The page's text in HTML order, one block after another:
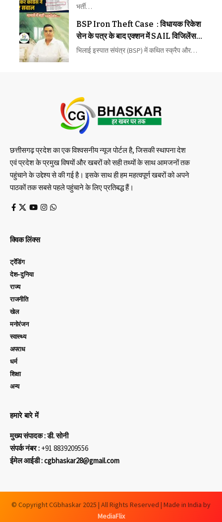
भर्ती…
BSP Iron Theft Case : विधायक रिकेश
सेन के पत्र के बाद एक्शन में SAIL विजिलेंस,
लोहा चोरी मामले में मांगे साक्ष्य
भिलाई इस्पात संयंत्र (BSP) में कथित स्क्रैप और…
छत्तीसगढ़ प्रदेश का एक विश्वसनीय न्यूज पोर्टल है, जिसकी स्थापना देश
एवं प्रदेश के प्रमुख विषयों और खबरों को सही तथ्यों के साथ आमजनों तक
पहुंचाने के उद्देश्य से की गई है। इसके साथ ही हम महत्वपूर्ण खबरों को अपने
पाठकों तक सबसे पहले पहुंचाने के लिए प्रतिबद्ध हैं।
क्विक लिंक्स
ट्रेंडिंग
देश-दुनिया
राज्य
राजनीति
खेल
मनोरंजन
स्वास्थ्य
अपराध
धर्म
शिक्षा
अन्य
हमारे बारे में
मुख्य संपादक : डी. सोनी
संपर्क नंबर : +91 8839209556
ईमेल आईडी : cgbhaskar28@gmail.com
© Copyright CGbhaskar 2025 | All Rights Reserved | Made in India by
MediaFlix